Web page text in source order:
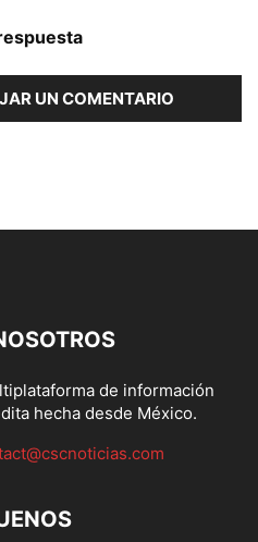
UN COMENTARIO
de información
hecha desde México.